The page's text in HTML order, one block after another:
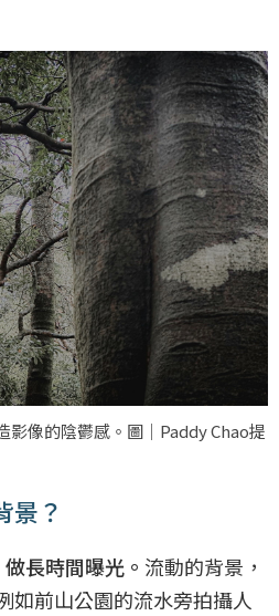
影像的陰鬱感。圖｜Paddy Chao提
景？
長時間曝光。 流動的背景，
如前山公園的流水旁拍攝人